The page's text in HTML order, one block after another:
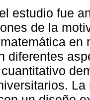
estudio fue
de la
en
diferentes